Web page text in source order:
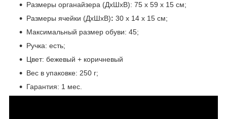
Размеры органайзера (ДхШхВ): 75 х 59 x 15 см;
Размеры ячейки (ДхШхВ): 30 х 14 х 15 см;
Максимальный размер обуви: 45;
Ручка: есть;
Цвет: бежевый + коричневый
Вес в упаковке: 250 г;
Гарантия: 1 мес.